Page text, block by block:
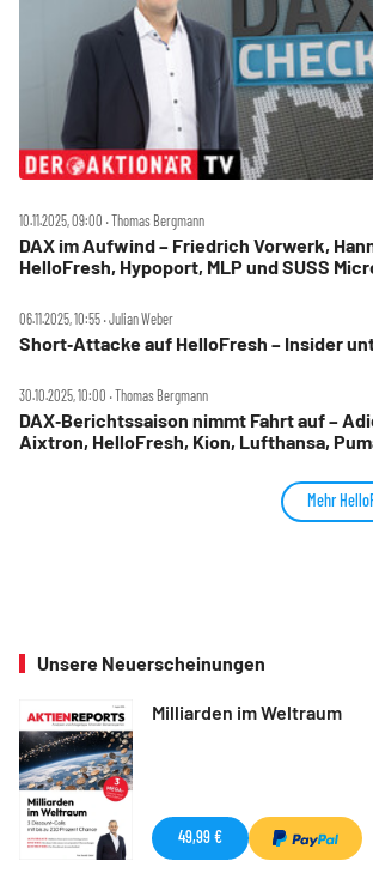
10.11.2025, 09:00 ‧ Thomas Bergmann
DAX im Aufwind – Friedrich Vorwerk,
HelloFresh, Hypoport, MLP und SUSS
06.11.2025, 10:55 ‧ Julian Weber
Short‑Attacke auf HelloFresh – Insider
30.10.2025, 10:00 ‧ Thomas Bergmann
DAX‑Berichtssaison nimmt Fahrt auf –
Aixtron, HelloFresh, Kion, Lufthansa,
Mehr
Unsere Neuerscheinungen
Milliarden im Weltraum
49,99 €